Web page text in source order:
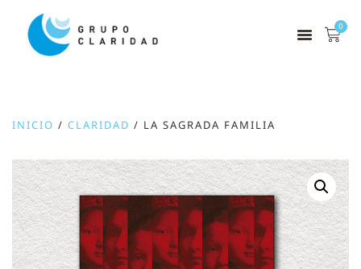
0
INICIO / CLARIDAD / LA SAGRADA FAMILIA